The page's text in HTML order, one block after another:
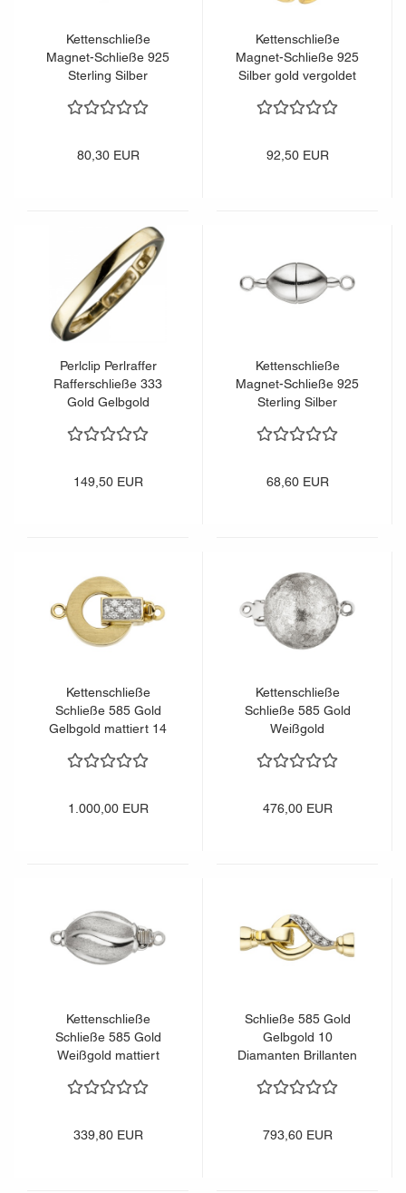
Kettenschließe
Magnet-Schließe 925
Sterling Silber
80,30 EUR
Kettenschließe
Magnet-Schließe 925
Silber gold vergoldet
92,50 EUR
Perlclip Perlraffer
Rafferschließe 333
Gold Gelbgold
149,50 EUR
Kettenschließe
Magnet-Schließe 925
Sterling Silber
68,60 EUR
Kettenschließe
Schließe 585 Gold
Gelbgold mattiert 14
1.000,00 EUR
Kettenschließe
Schließe 585 Gold
Weißgold
476,00 EUR
Kettenschließe
Schließe 585 Gold
Weißgold mattiert
339,80 EUR
Schließe 585 Gold
Gelbgold 10
Diamanten Brillanten
793,60 EUR